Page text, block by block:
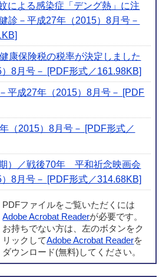
による感染症「デング熱」に注
診－平成27年（2015）8月号－
康保険税の税率が決定しました
8月号－ [PDF形式／161.98KB]
平成27年（2015）8月号－ [PDF
（2015）8月号－ [PDF形式／
）／戦後70年 平和祈念映画会
8月号－ [PDF形式／314.68KB]
PDFファイルをご覧いただくには
Adobe Acrobat Readerが必要です。
お持ちでない方は、左のボタンをク
リックしてAdobe Acrobat Readerを
ダウンロード(無料)してください。